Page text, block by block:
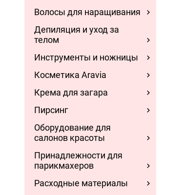
Волосы для наращивания
Депиляция и уход за
телом
Инструменты и ножницы
Косметика Aravia
Крема для загара
Пирсинг
Оборудование для
салонов красоты
Принадлежности для
парикмахеров
Расходные материалы